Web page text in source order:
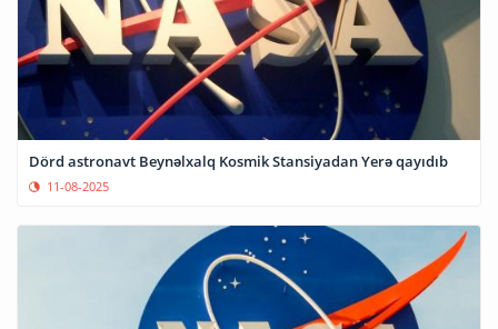
Dörd astronavt Beynəlxalq Kosmik Stansiyadan Yerə qayıdıb
11-08-2025